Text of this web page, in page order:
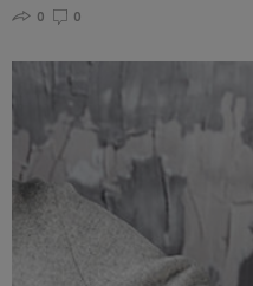
0
0